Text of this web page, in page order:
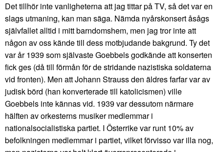
Det tillhör inte vanligheterna att jag tittar på TV, så det var en
slags utmaning, kan man säga. Nämda nyårskonsert åsågs
självfallet alltid i mitt barndomshem, men jag tror inte att
någon av oss kände till dess motbjudande bakgrund. Ty det
var år 1939 som självaste Goebbels godkände att konserten
fick ges (då till förmån för de stridande nazistiska soldaterna
vid fronten). Men att Johann Strauss den äldres farfar var av
judisk börd (han konverterade till katolicismen) ville
Goebbels inte kännas vid. 1939 var dessutom närmare
hälften av orkesterns musiker medlemmar i
nationalsocialistiska partiet. I Österrike var runt 10% av
befolkningen medlemmar i partiet, vilket förvisso var illa nog,